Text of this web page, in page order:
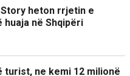
heton rrjetin e
në Shqipëri
turist, ne kemi 12 milionë